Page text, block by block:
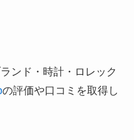
ンド・時計・ロレック
の評価や口コミを取得し